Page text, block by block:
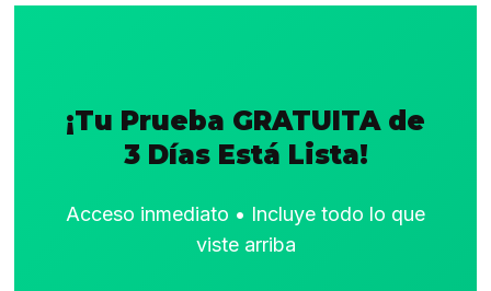
¡Tu Prueba GRATUITA de
3 Días Está Lista!
Acceso inmediato • Incluye todo lo que
viste arriba